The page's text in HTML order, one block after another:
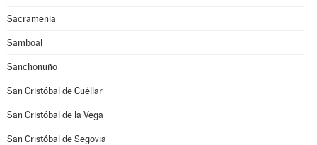
Sacramenia
Samboal
Sanchonuño
San Cristóbal de Cuéllar
San Cristóbal de la Vega
San Cristóbal de Segovia